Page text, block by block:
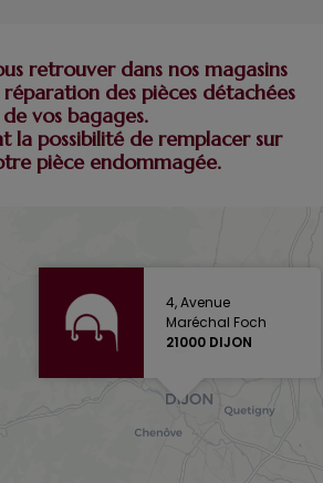
retrouver dans nos magasins
des pièces détachées
de vos bagages.
la possibilité de remplacer sur
pièce endommagée.
4, Avenue
Maréchal Foch
21000 DIJON